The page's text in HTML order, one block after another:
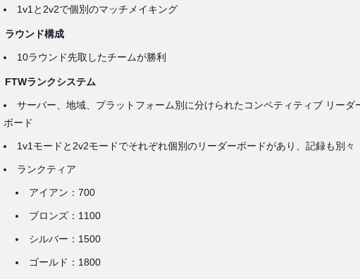
1v1と2v2で個別のマッチメイキング
ラウンド構成
10ラウンド先取したチームが勝利
FTWランクシステム
サーバー、地域、プラットフォーム別に分けられたコンペティティブ リーダ
ボード
1v1モードと2v2モードでそれぞれ個別のリーダーボードがあり、記録も別々
ランクティア
アイアン：700
ブロンズ：1100
シルバー：1500
ゴールド：1800